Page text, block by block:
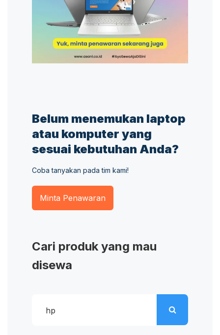
Belum menemukan laptop
atau komputer yang
sesuai kebutuhan Anda?
Coba tanyakan pada tim kami!
Minta Penawaran
Cari produk yang mau
disewa
untuk: